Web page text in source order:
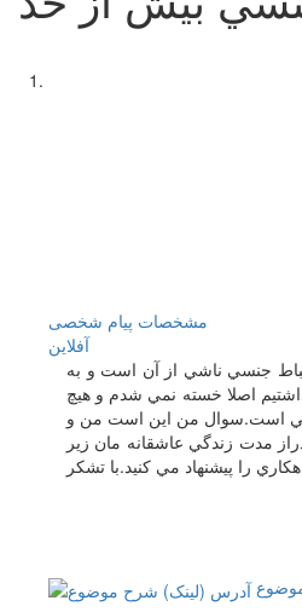
مشخصات پیام شخصی
آفلاين
تمايل زياد من به ارتباط جنسي ناشي از آن است و به
و نيم روزانه سه چهار مرتبه نزديكي مي كردم.روزي از ساعت 3 بعد از ظهر تا صبح روز بعد 6 مرتبه نزديكي داشتيم اصلا خسته نمي شدم و هيچ
نياز شديد من همچنان باقي است.سوال من اين است من و
مدت زندگي عاشقانه مان زير